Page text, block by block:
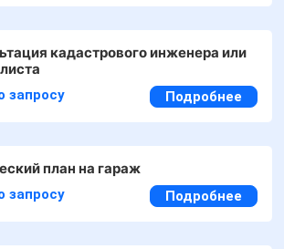
кадастрового инженера или
запросу Подробнее
план на гараж
запросу Подробнее